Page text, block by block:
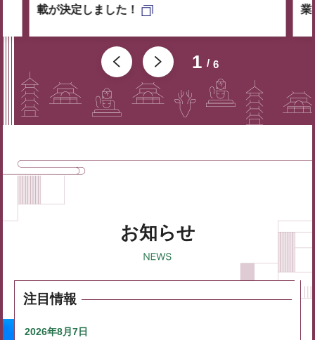
1 6
載が決定しました！
業
お知らせ
注目情報
2026年8月7日